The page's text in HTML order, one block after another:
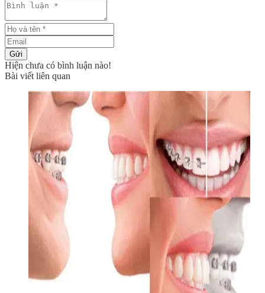
Gửi
Hiện chưa có bình luận nào!
Bài viết liên quan